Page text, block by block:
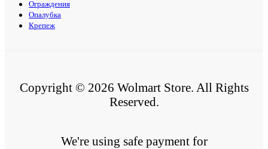
Ограждения
Опалубка
Крепеж
Copyright © 2026 Wolmart Store. All Rights
Reserved.
We're using safe payment for